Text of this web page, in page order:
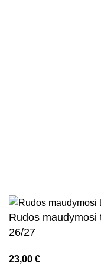
Rudos
26/27
23,00 €